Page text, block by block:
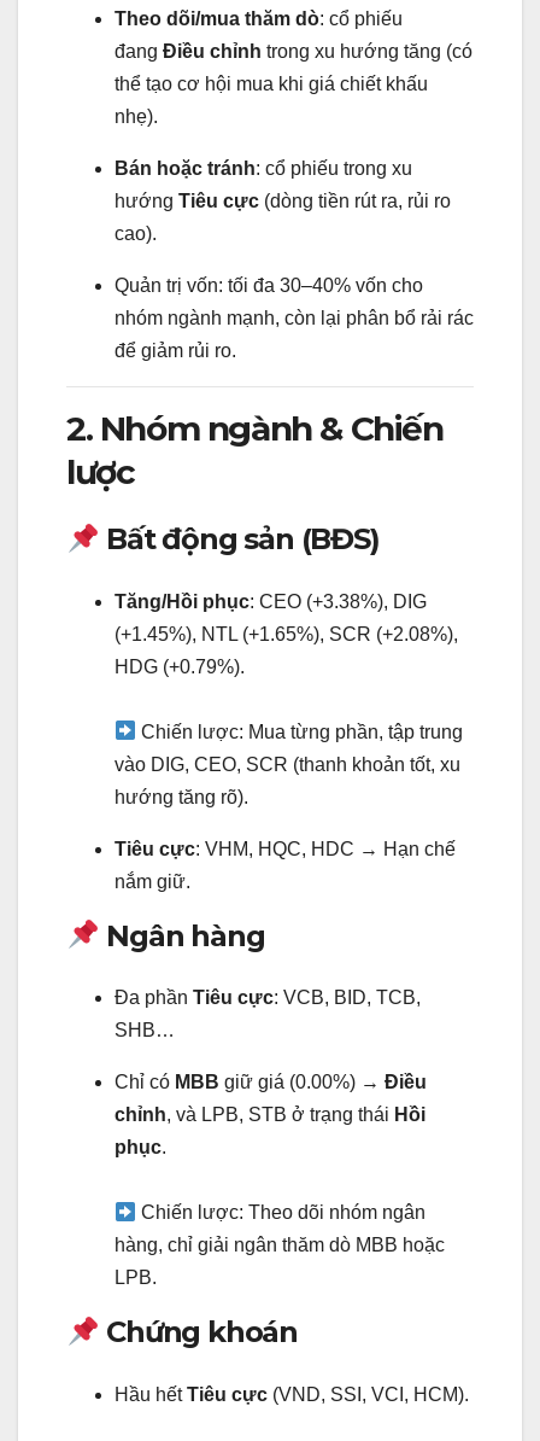
Theo dõi/mua thăm dò: cổ phiếu
đang Điều chỉnh trong xu hướng tăng (có
thể tạo cơ hội mua khi giá chiết khấu
nhẹ).
Bán hoặc tránh: cổ phiếu trong xu
hướng Tiêu cực (dòng tiền rút ra, rủi ro
cao).
Quản trị vốn: tối đa 30–40% vốn cho
nhóm ngành mạnh, còn lại phân bổ rải rác
để giảm rủi ro.
2. Nhóm ngành & Chiến
lược
Bất động sản (BĐS)
Tăng/Hồi phục: CEO (+3.38%), DIG
(+1.45%), NTL (+1.65%), SCR (+2.08%),
HDG (+0.79%).
Chiến lược: Mua từng phần, tập trung
vào DIG, CEO, SCR (thanh khoản tốt, xu
hướng tăng rõ).
Tiêu cực: VHM, HQC, HDC → Hạn chế
nắm giữ.
Ngân hàng
Đa phần Tiêu cực: VCB, BID, TCB,
SHB…
Chỉ có MBB giữ giá (0.00%) → Điều
chỉnh, và LPB, STB ở trạng thái Hồi
phục.
Chiến lược: Theo dõi nhóm ngân
hàng, chỉ giải ngân thăm dò MBB hoặc
LPB.
Chứng khoán
Hầu hếtTiêu cực (VND, SSI, VCI, HCM).